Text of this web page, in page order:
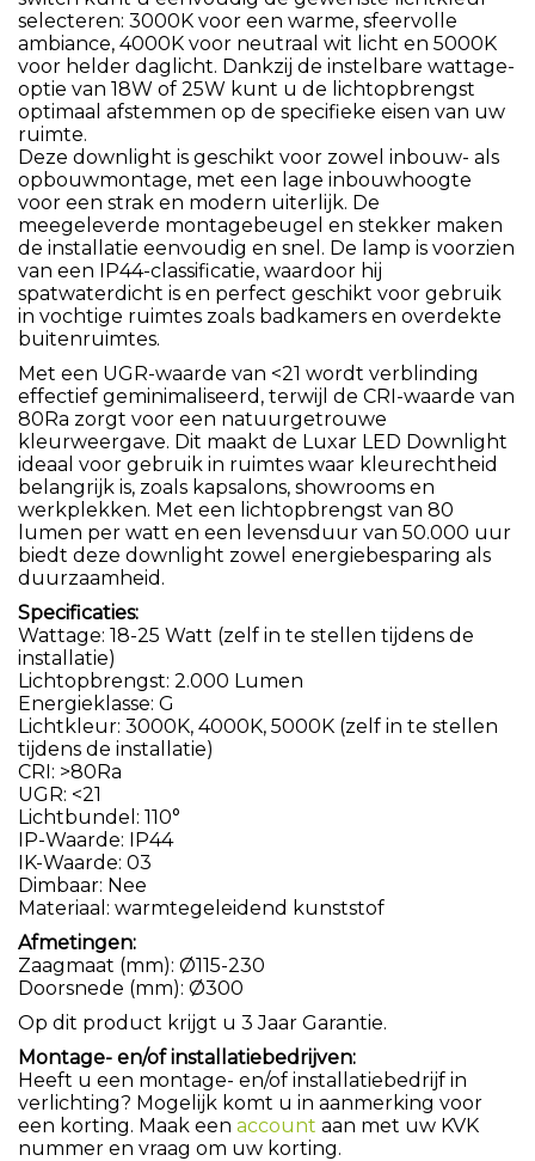
selecteren: 3000K voor een warme, sfeervolle
ambiance, 4000K voor neutraal wit licht en 5000K
voor helder daglicht. Dankzij de instelbare wattage-
optie van 18W of 25W kunt u de lichtopbrengst
optimaal afstemmen op de specifieke eisen van uw
ruimte.
Deze downlight is geschikt voor zowel inbouw- als
opbouwmontage, met een lage inbouwhoogte
voor een strak en modern uiterlijk. De
meegeleverde montagebeugel en stekker maken
de installatie eenvoudig en snel. De lamp is voorzien
van een IP44-classificatie, waardoor hij
spatwaterdicht is en perfect geschikt voor gebruik
in vochtige ruimtes zoals badkamers en overdekte
buitenruimtes.
Met een UGR-waarde van <21 wordt verblinding
effectief geminimaliseerd, terwijl de CRI-waarde van
80Ra zorgt voor een natuurgetrouwe
kleurweergave. Dit maakt de Luxar LED Downlight
ideaal voor gebruik in ruimtes waar kleurechtheid
belangrijk is, zoals kapsalons, showrooms en
werkplekken. Met een lichtopbrengst van 80
lumen per watt en een levensduur van 50.000 uur
biedt deze downlight zowel energiebesparing als
duurzaamheid.
Specificaties:
Wattage: 18-25 Watt (zelf in te stellen tijdens de
installatie)
Lichtopbrengst: 2.000 Lumen
Energieklasse: G
Lichtkleur: 3000K, 4000K, 5000K (zelf in te stellen
tijdens de installatie)
CRI: >80Ra
UGR: <21
Lichtbundel: 110°
IP-Waarde: IP44
IK-Waarde: 03
Dimbaar: Nee
Materiaal: warmtegeleidend kunststof
Afmetingen:
Zaagmaat (mm): Ø115-230
Doorsnede (mm): Ø300
Op dit product krijgt u 3 Jaar Garantie.
Montage- en/of installatiebedrijven:
Heeft u een montage- en/of installatiebedrijf in
verlichting? Mogelijk komt u in aanmerking voor
een korting. Maak een account aan met uw KVK
nummer en vraag om uw korting.